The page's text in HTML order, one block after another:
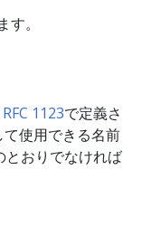
。
RFC 1123で定義さ
使用できる名前
とおりでなければ